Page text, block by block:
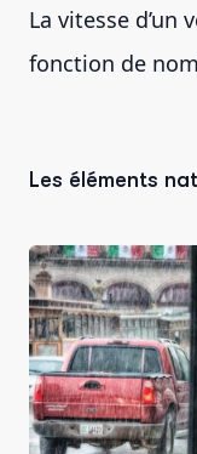
La vitesse d’un
fonction de
Les éléments